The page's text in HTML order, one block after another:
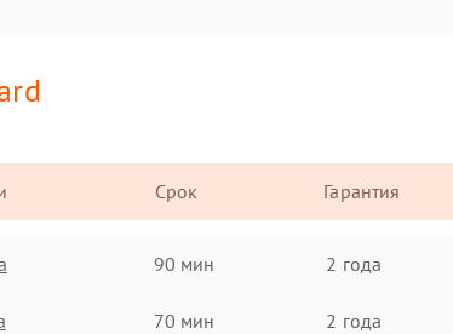
Срок Гарантия
90 мин 2 года
70 мин 2 года